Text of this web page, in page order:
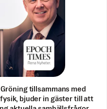
tillsammans med
bjuder in gäster till att